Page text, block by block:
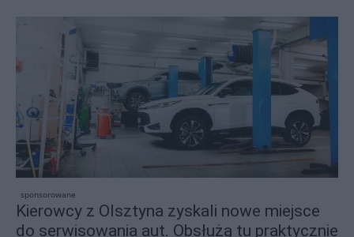
sponsorowane
Kierowcy z Olsztyna zyskali nowe miejsce
do serwisowania aut. Obsłużą tu praktycznie